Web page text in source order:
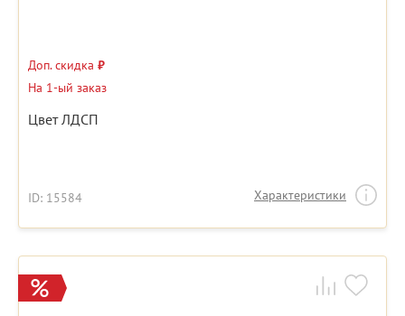
Доп. скидка ₽
На 1-ый заказ
Цвет ЛДСП
ID: 15584 Характеристики